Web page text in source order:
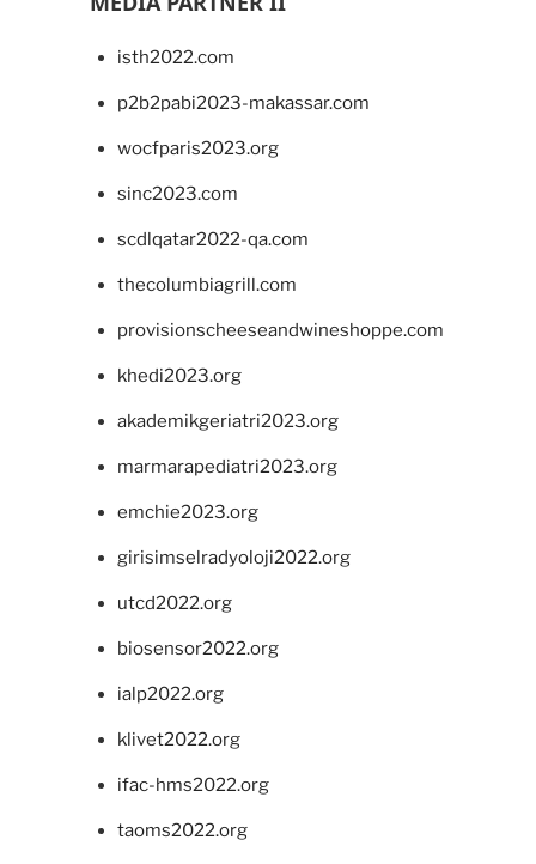
isth2022.com
p2b2pabi2023-makassar.com
wocfparis2023.org
sinc2023.com
scdlqatar2022-qa.com
thecolumbiagrill.com
provisionscheeseandwineshoppe.com
khedi2023.org
akademikgeriatri2023.org
marmarapediatri2023.org
emchie2023.org
girisimselradyoloji2022.org
utcd2022.org
biosensor2022.org
ialp2022.org
klivet2022.org
ifac-hms2022.org
taoms2022.org